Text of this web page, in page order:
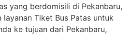
yang berdomisili di Pekanbaru,
Tiket Bus Patas untuk
ke tujuan dari Pekanbaru,